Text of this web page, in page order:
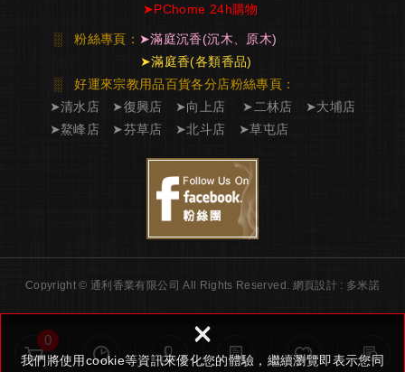
我們將使用cookie等資訊來優化您的體驗，繼續瀏覽即表示您同
×
➤PChome 24h購物
░粉絲專頁： ➤滿庭沉香(沉木、原木)
➤滿庭香(各類香品)
░ 好運來宗教用品百貨各分店粉絲專頁：
➤清水店 ➤復興店 ➤向上店 ➤ 二林店 ➤大埔店
➤鰲峰店 ➤芬草店 ➤北斗店 ➤草屯店
Copyright © 通利香業有限公司 All Rights Reserved. 網頁設計 : 多米諾
0